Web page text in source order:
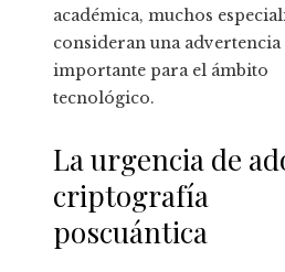
académica, muchos
consideran una advertencia
importante para el ámbito
tecnológico.
La urgencia de
criptografía
poscuántica